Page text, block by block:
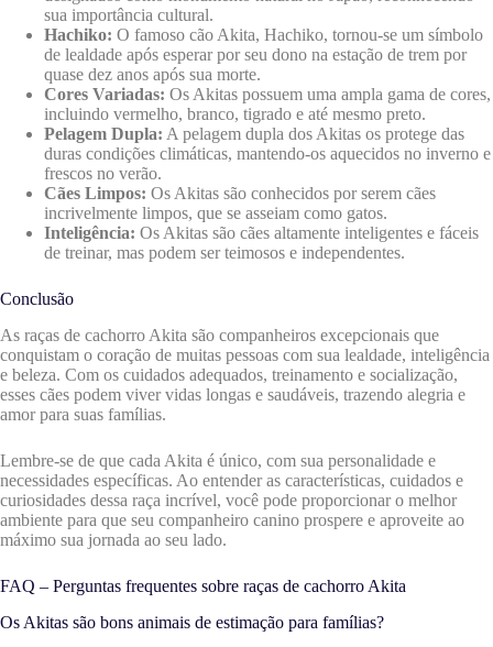
sua importância cultural.
Hachiko: O famoso cão Akita, Hachiko, tornou-se um símbolo
de lealdade após esperar por seu dono na estação de trem por
quase dez anos após sua morte.
Cores Variadas: Os Akitas possuem uma ampla gama de cores,
incluindo vermelho, branco, tigrado e até mesmo preto.
Pelagem Dupla: A pelagem dupla dos Akitas os protege das
duras condições climáticas, mantendo-os aquecidos no inverno e
frescos no verão.
Cães Limpos: Os Akitas são conhecidos por serem cães
incrivelmente limpos, que se asseiam como gatos.
Inteligência: Os Akitas são cães altamente inteligentes e fáceis
de treinar, mas podem ser teimosos e independentes.
Conclusão
As raças de cachorro Akita são companheiros excepcionais que
conquistam o coração de muitas pessoas com sua lealdade, inteligência
e beleza. Com os cuidados adequados, treinamento e socialização,
esses cães podem viver vidas longas e saudáveis, trazendo alegria e
amor para suas famílias.
Lembre-se de que cada Akita é único, com sua personalidade e
necessidades específicas. Ao entender as características, cuidados e
curiosidades dessa raça incrível, você pode proporcionar o melhor
ambiente para que seu companheiro canino prospere e aproveite ao
máximo sua jornada ao seu lado.
FAQ – Perguntas frequentes sobre raças de cachorro Akita
Os Akitas são bons animais de estimação para famílias?